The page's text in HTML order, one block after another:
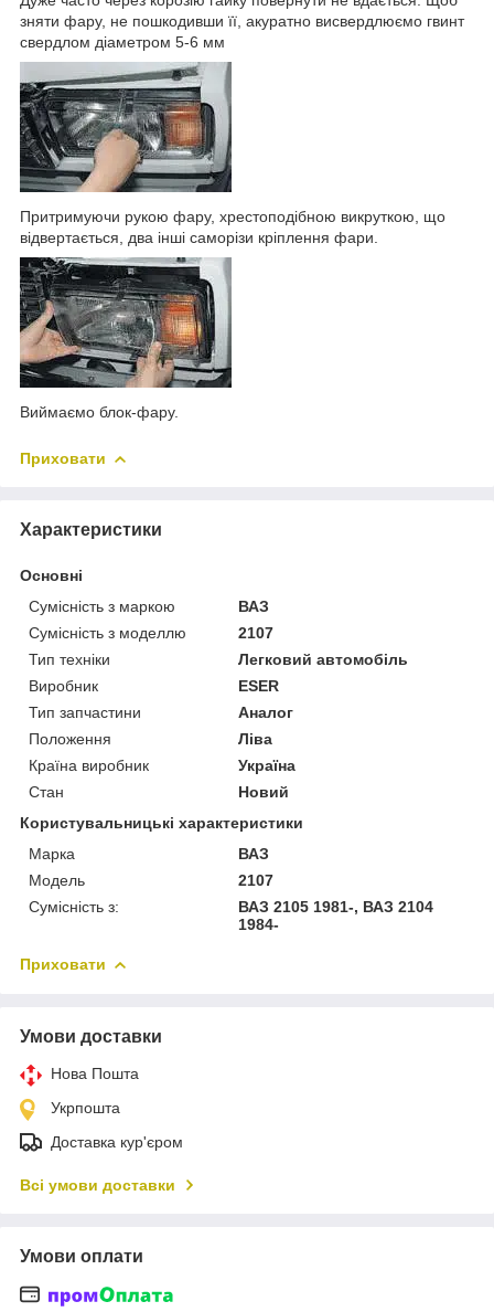
зняти фару, не пошкодивши її, акуратно висвердлюємо гвинт
свердлом діаметром 5-6 мм
Притримуючи рукою фару, хрестоподібною викруткою, що
відвертається, два інші саморізи кріплення фари.
Виймаємо блок-фару.
Приховати
Характеристики
Основні
Сумісність з маркою
ВАЗ
Сумісність з моделлю
2107
Тип техніки
Легковий автомобіль
Виробник
ESER
Тип запчастини
Аналог
Положення
Ліва
Країна виробник
Україна
Стан
Новий
Користувальницькі характеристики
Марка
ВАЗ
Модель
2107
Сумісність з:
ВАЗ 2105 1981-, ВАЗ 2104
1984-
Приховати
Умови доставки
Нова Пошта
Укрпошта
Доставка кур'єром
Всі умови доставки
Умови оплати